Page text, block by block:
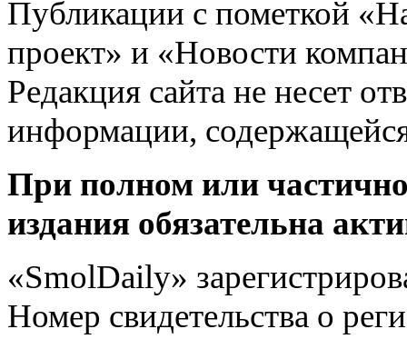
Публикации с пометкой
проект» и «Новости
Редакция сайта не несет
информации,
При полном или
издания обязательна
«SmolDaily»
Номер свидетельства о